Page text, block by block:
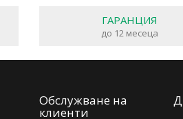
ГАРАНЦИЯ
до 12 месеца
Обслужване на
клиенти